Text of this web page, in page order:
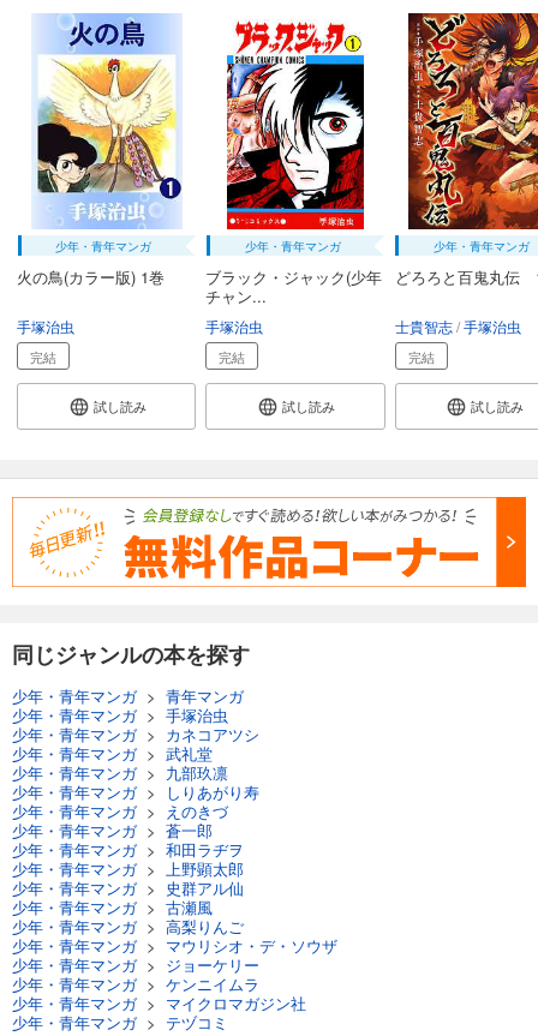
少年・青年マンガ
火の鳥(カラー版) 1巻
手塚治虫
完結
試し読み
少年・青年マンガ
ブラック・ジャック(少年
チャン...
手塚治虫
完結
試し読み
少年・青年マンガ
どろろと百鬼丸伝
士貴智志 手塚治虫
完結
試し読み
同じジャンルの本を探す
少年・青年マンガ> 青年マンガ
少年・青年マンガ> 手塚治虫
少年・青年マンガ> カネコアツシ
少年・青年マンガ> 武礼堂
少年・青年マンガ> 九部玖凛
少年・青年マンガ>
しりあがり寿
少年・青年マンガ>
えのきづ
少年・青年マンガ> 蒼一郎
少年・青年マンガ> 和田ラヂヲ
少年・青年マンガ> 上野顕太郎
少年・青年マンガ> 史群アル仙
少年・青年マンガ> 古瀬風
少年・青年マンガ> 高梨りんご
少年・青年マンガ> マウリシオ・デ・ソウザ
少年・青年マンガ> ジョーケリー
少年・青年マンガ> ケンニイムラ
少年・青年マンガ> マイクロマガジン社
少年・青年マンガ> テヅコミ